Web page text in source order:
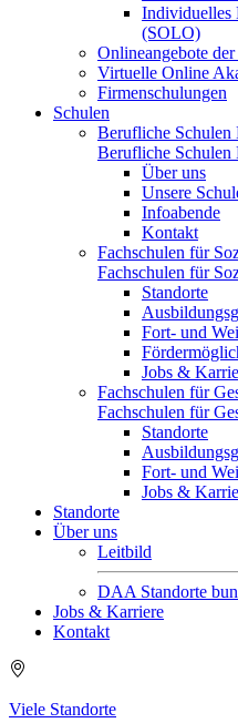
Individuelles
(SOLO)
Onlineangebote
Virtuelle Online
Firmenschulungen
Schulen
Berufliche
Berufliche
Über uns
Unsere
Infoabende
Kontakt
Fachschulen für
Fachschulen für
Standorte
Fort- und
Jobs &
Fachschulen für
Fachschulen für
Standorte
Fort- und
Jobs &
Standorte
Über uns
Leitbild
DAA Standorte
Jobs & Karriere
Kontakt
Viele Standorte